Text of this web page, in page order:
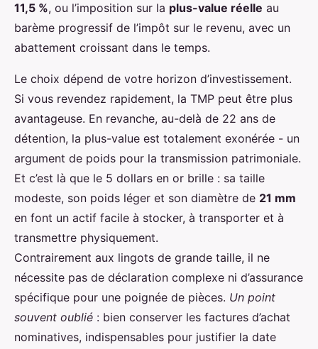
11,5 %, ou l’imposition sur la plus-value réelle au
barème progressif de l’impôt sur le revenu, avec un
abattement croissant dans le temps.
Le choix dépend de votre horizon d’investissement.
Si vous revendez rapidement, la TMP peut être plus
avantageuse. En revanche, au-delà de 22 ans de
détention, la plus-value est totalement exonérée - un
argument de poids pour la transmission patrimoniale.
Et c’est là que le 5 dollars en or brille : sa taille
modeste, son poids léger et son diamètre de 21 mm
en font un actif facile à stocker, à transporter et à
transmettre physiquement.
Contrairement aux lingots de grande taille, il ne
nécessite pas de déclaration complexe ni d’assurance
spécifique pour une poignée de pièces. Un point
souvent oublié : bien conserver les factures d’achat
nominatives, indispensables pour justifier la date